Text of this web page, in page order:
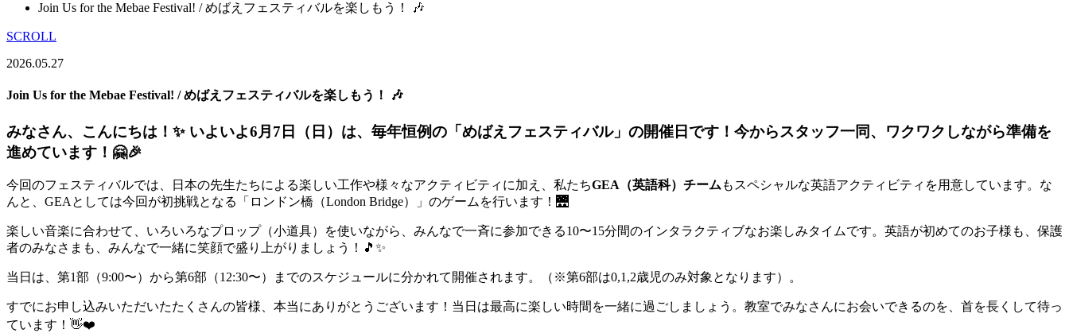
Join Us for the Mebae Festival! / めばえフェスティバルを楽しもう！ 🎶
SCROLL
2026.05.27
Join Us for the Mebae Festival! / めばえフェスティバルを楽しもう！ 🎶
みなさん、こんにちは！✨ いよいよ6月7日（日）は、毎年恒例の「めばえフェスティバル」の開催日です！今からスタッフ一同、ワクワクしながら準備を
進めています！🤗🎉
今回のフェスティバルでは、日本の先生たちによる楽しい工作や様々なアクティビティに加え、私たちGEA（英語科）チーム もスペシャルな英語アクティビティを用意しています。な
んと、GEAとしては今回が初挑戦となる「ロンドン橋（London Bridge）」のゲームを行います！🌉
楽しい音楽に合わせて、いろいろなプロップ（小道具）を使いながら、みんなで一斉に参加できる10〜15分間のインタラクティブなお楽しみタイムです。英語が初めてのお子様も、保護
者のみなさまも、みんなで一緒に笑顔で盛り上がりましょう！🎵✨
当日は、第1部（9:00〜）から第6部（12:30〜）までのスケジュールに分かれて開催されます。（※第6部は0,1,2歳児のみ対象となります）。
すでにお申し込みいただいたたくさんの皆様、本当にありがとうございます！当日は最高に楽しい時間を一緒に過ごしましょう。教室でみなさんにお会いできるのを、首を長くして待っ
ています！👋❤️